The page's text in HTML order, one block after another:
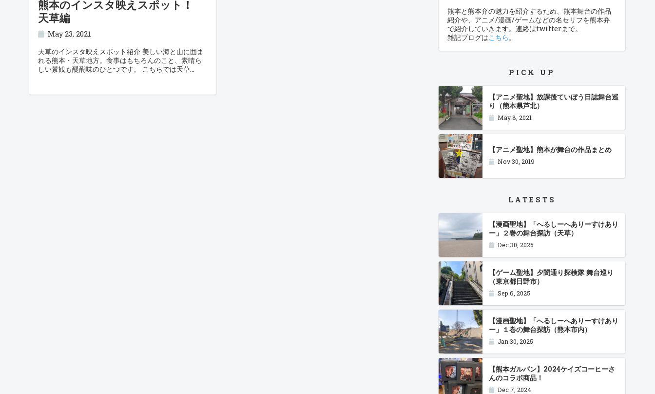
熊本のインスタ映えスポット！
天草編
May 23, 2021
天草のインスタ映えスポット紹介 美しい海と山に囲ま
れる熊本・天草地方。食事はもちろんのこと、素晴ら
しい景観も醍醐味のひとつです。 こちらでは天草
熊本と熊本弁の魅力を紹介するため、熊本舞台の作品
紹介や、アニメ/漫画/ゲームなどの名セリフを熊本弁
で紹介していきます。連絡はtwitterまで。
雑記ブログはこちら 。
PICK UP
【アニメ聖地】放課後ていぼう日誌舞台巡
り（熊本県芦北）
May 8, 2021
【アニメ聖地】熊本が舞台の作品まとめ
Nov 30, 2019
LATESTS
【漫画聖地】「へるしーへありーすけあり
ー」２巻の舞台探訪（天草）
Dec 30, 2025
【ゲーム聖地】夕闇通り探検隊 舞台巡り
（東京都日野市）
Sep 6, 2025
【漫画聖地】「へるしーへありーすけあり
ー」１巻の舞台探訪（熊本市内）
Jan 30, 2025
【熊本ガルパン】2024ケイズコーヒーさ
んのコラボ商品！
Dec 7, 2024